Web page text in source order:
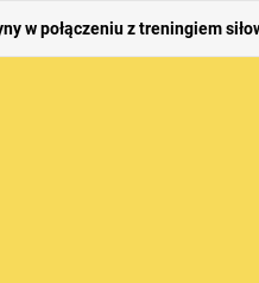
naczyniowego – jak
stosowania przez sportowców
w połączeniu z treningiem